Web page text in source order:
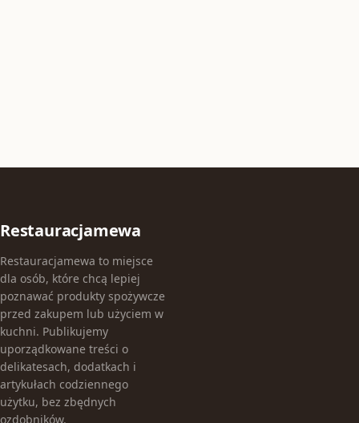
Restauracjamewa
Restauracjamewa to miejsce
dla osób, które chcą lepiej
poznawać produkty spożywcze
przed zakupem lub użyciem w
kuchni. Publikujemy
uporządkowane treści o
delikatesach, dodatkach i
artykułach codziennego
użytku, bez zbędnych
ozdobników.